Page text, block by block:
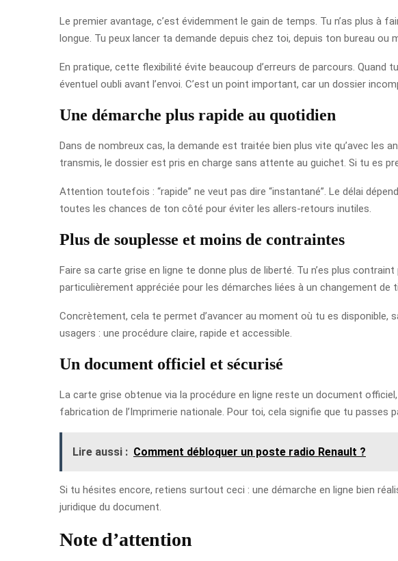
Le premier avantage, c’est évidemment le gain de temps. Tu n’as plus
longue. Tu peux lancer ta demande depuis chez toi, depuis ton bureau
En pratique, cette flexibilité évite beaucoup d’erreurs de parcours.
éventuel oubli avant l’envoi. C’est un point important, car un dossier
Une démarche plus rapide au quotidien
Dans de nombreux cas, la demande est traitée bien plus vite qu’avec
transmis, le dossier est pris en charge sans attente au guichet. Si tu es
Attention toutefois : “rapide” ne veut pas dire “instantané”. Le délai
toutes les chances de ton côté pour éviter les allers-retours inutiles.
Plus de souplesse et moins de contraintes
Faire sa carte grise en ligne te donne plus de liberté. Tu n’es plus
particulièrement appréciée pour les démarches liées à un changement de
Concrètement, cela te permet d’avancer au moment où tu es
usagers : une procédure claire, rapide et accessible.
Un document officiel et sécurisé
La carte grise obtenue via la procédure en ligne reste un document
fabrication de l’Imprimerie nationale. Pour toi, cela signifie que tu passes
Lire aussi : Comment débloquer un poste radio Renault ?
Si tu hésites encore, retiens surtout ceci : une démarche en ligne bien
juridique du document.
Note d’attention